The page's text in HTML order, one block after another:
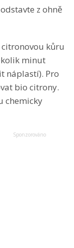
z ohně
kůru
minut
náplastí). Pro
bio citrony.
chemicky